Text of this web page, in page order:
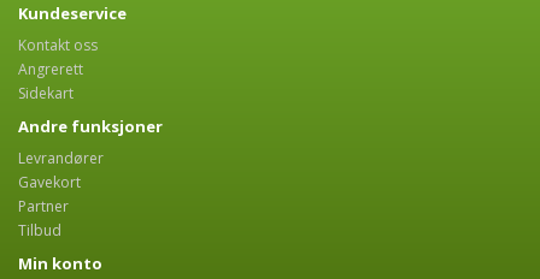
Kundeservice
Kontakt oss
Angrerett
Sidekart
Andre funksjoner
Levrandører
Gavekort
Partner
Tilbud
Min konto